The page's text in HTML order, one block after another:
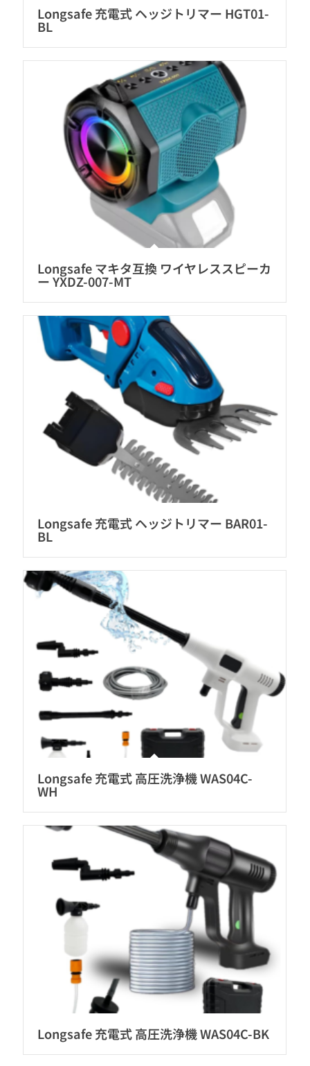
Longsafe 充電式 ヘッジトリマー HGT01-
BL
Longsafe マキタ互換 ワイヤレススピーカ
ー YXDZ-007-MT
Longsafe 充電式 ヘッジトリマー BAR01-
BL
Longsafe 充電式 高圧洗浄機 WAS04C-
WH
Longsafe 充電式 高圧洗浄機 WAS04C-BK